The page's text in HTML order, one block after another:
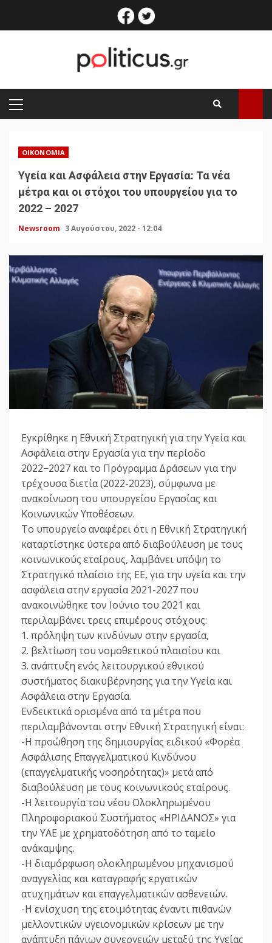
facebook
PRIMARY
MENU
ΟΙΚΟΝΟΜΊΑ
Υγεία και Ασφάλεια στην Εργασία: Τα νέα
μέτρα και οι στόχοι του υπουργείου για το
2022 – 2027
Newsroom 3 Αυγούστου, 2022 - 12:04
Εγκρίθηκε η Εθνική Στρατηγική για την Υγεία και
Ασφάλεια στην Εργασία για την περίοδο
2022−2027 και το Πρόγραμμα Δράσεων για την
τρέχουσα διετία (2022-2023), σύμφωνα με
ανακοίνωση του υπουργείου Εργασίας και
Κοινωνικών Υποθέσεων.
Το υπουργείο αναφέρει ότι η Εθνική Στρατηγική
καταρτίστηκε ύστερα από διαβούλευση με τους
κοινωνικούς εταίρους, λαμβάνει υπόψη το
Στρατηγικό πλαίσιο της ΕΕ, για την υγεία και την
ασφάλεια στην εργασία 2021-2027 που
ανακοινώθηκε τον Ιούνιο του 2021 και
περιλαμβάνει τρεις επιμέρους στόχους:
1. πρόληψη των κινδύνων στην εργασία,
2. βελτίωση του νομοθετικού πλαισίου και
3. ανάπτυξη ενός λειτουργικού εθνικού
συστήματος διακυβέρνησης για την Υγεία και
Ασφάλεια στην Εργασία.
Ενδεικτικά ορισμένα από τα μέτρα που
περιλαμβάνονται στην Εθνική Στρατηγική είναι:
-Η προώθηση της δημιουργίας ειδικού «Φορέα
Ασφάλισης Επαγγελματικού Κινδύνου
(επαγγελματικής νοσηρότητας)» μετά από
διαβούλευση με τους κοινωνικούς εταίρους.
-Η λειτουργία του νέου Ολοκληρωμένου
Πληροφοριακού Συστήματος «ΗΡΙΔΑΝΟΣ» για
την ΥΑΕ με χρηματοδότηση από το ταμείο
ανάκαμψης.
-Η διαμόρφωση ολοκληρωμένου μηχανισμού
αναγγελίας και καταγραφής εργατικών
ατυχημάτων και επαγγελματικών ασθενειών.
-Η ενίσχυση της ετοιμότητας έναντι πιθανών
μελλοντικών υγειονομικών κρίσεων με την
ανάπτυξη πάγιων συνεργειών μεταξύ της Υγείας